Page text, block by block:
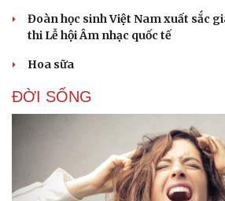
Sức khỏe
Nam khoa
Làm đẹp - giảm cân
Blog
Tình
Đoàn học sinh Việt Nam xuất sắc
thi Lễ hội Âm nhạc quốc tế
Hoa sữa
ĐỜI SỐNG